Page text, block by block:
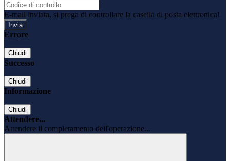
E-mail inviata, si prega di controllare la casella di posta elettronica!
Errore
Chiudi
Successo
Chiudi
Informazione
Chiudi
Attendere...
Attendere il completamento dell'operazione...